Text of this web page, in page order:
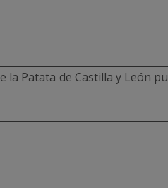
la Patata de Castilla y León